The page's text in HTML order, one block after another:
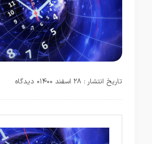
تاریخ انتشار : ۲۸ اسفند ۱۴۰۰ ۰ دیدگاه